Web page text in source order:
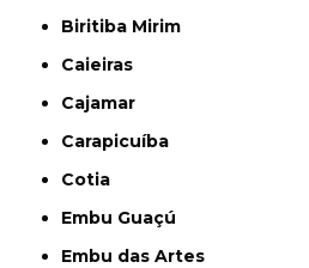
Biritiba Mirim
Caieiras
Cajamar
Carapicuíba
Cotia
Embu Guaçú
Embu das Artes